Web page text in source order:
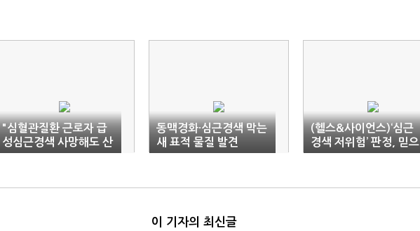
"심혈관질환 근로자 급
성심근경색 사망해도 산
재"
동맥경화·심근경색 막는
새 표적 물질 발견
(헬스&사이언스)‘심근
경색 저위험’ 판정, 믿으
면 안 된다
이 기자의 최신글